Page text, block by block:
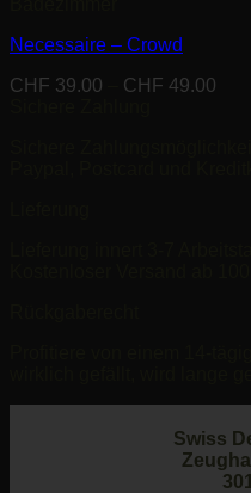
Necessaire – Crowd
CHF 39.00 CHF 49.00
Swiss